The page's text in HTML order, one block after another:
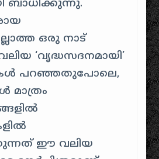
ബാധിക്കുന്നു.
ഒരു നാട്
‘വൃദ്ധസദനമായി’
പറഞ്ഞതുപോലെ,
ഈ വലിയ